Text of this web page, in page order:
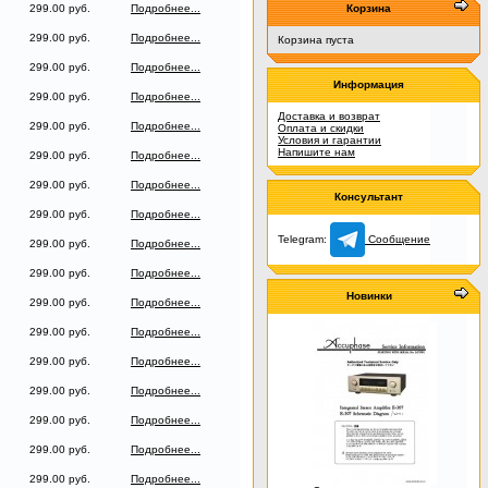
299.00 руб.
Подробнее...
299.00 руб.
Подробнее...
299.00 руб.
Подробнее...
299.00 руб.
Подробнее...
299.00 руб.
Подробнее...
299.00 руб.
Подробнее...
299.00 руб.
Подробнее...
299.00 руб.
Подробнее...
299.00 руб.
Подробнее...
299.00 руб.
Подробнее...
299.00 руб.
Подробнее...
299.00 руб.
Подробнее...
299.00 руб.
Подробнее...
299.00 руб.
Подробнее...
299.00 руб.
Подробнее...
299.00 руб.
Подробнее...
299.00 руб. Подробнее...
Корзина
Корзина пуста
Информация
Доставка и возврат
Оплата и скидки
Условия и гарантии
Напишите нам
Консультант
Telegram: Сообщение
Новинки